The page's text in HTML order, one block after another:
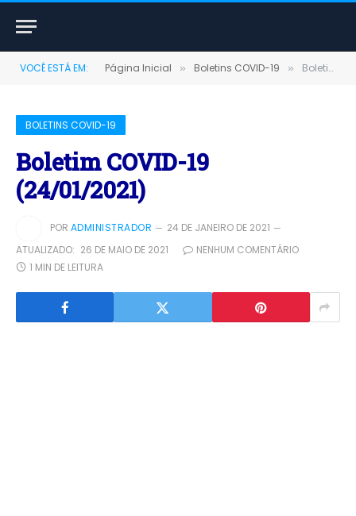
VOCÊ ESTÁ EM: Página Inicial » Boletins COVID-19 » Boletim COVID-19 (24/01/2021)
BOLETINS COVID-19
Boletim COVID-19
(24/01/2021)
POR ADMINISTRADOR
24 DE JANEIRO DE 2021
ATUALIZADO: 26 DE MAIO DE 2021
NENHUM COMENTÁRIO
1 MIN DE LEITURA